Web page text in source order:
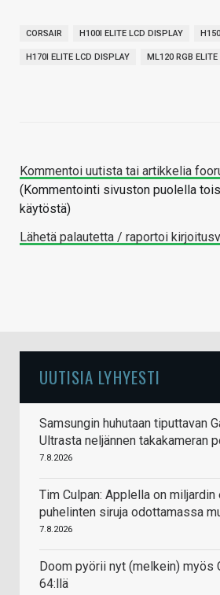
CORSAIR H100I ELITE LCD DISPLAY
H170I ELITE LCD DISPLAY ML120 RGB ELITE
Kommentoi uutista tai artikkelia
(Kommentointi sivuston puolella
käytöstä)
Lähetä palautetta / raportoi
UUTISIA LYHYESTI
Samsungin huhutaan tiputtavan
Ultrasta neljännen takakameran
7.8.2026
Tim Culpan: Applella on
puhelinten siruja odottamassa
7.8.2026
Doom pyörii nyt (melkein) myös
64:llä